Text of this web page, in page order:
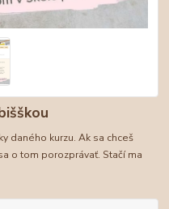
daného kurzu. Ak sa chceš
o tom porozprávať. Stačí ma